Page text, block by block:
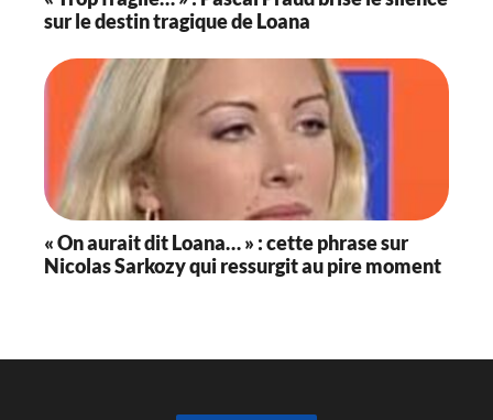
sur le destin tragique de Loana
« On aurait dit Loana… » : cette phrase sur
Nicolas Sarkozy qui ressurgit au pire moment